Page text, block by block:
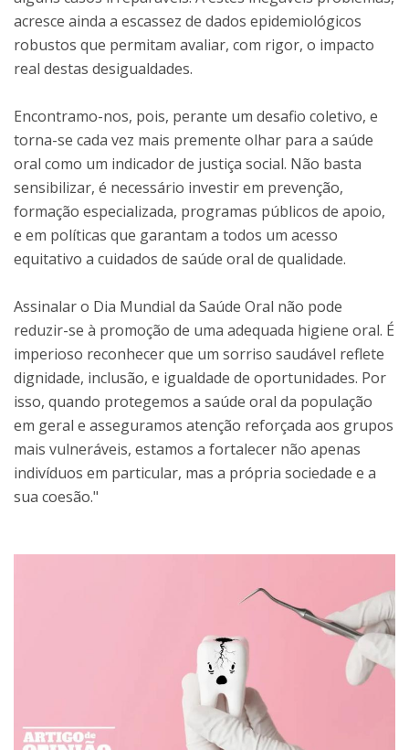
acresce ainda a escassez de dados epidemiológicos
robustos que permitam avaliar, com rigor, o impacto
real destas desigualdades.
Encontramo-nos, pois, perante um desafio coletivo, e
torna-se cada vez mais premente olhar para a saúde
oral como um indicador de justiça social. Não basta
sensibilizar, é necessário investir em prevenção,
formação especializada, programas públicos de apoio,
e em políticas que garantam a todos um acesso
equitativo a cuidados de saúde oral de qualidade.
Assinalar o Dia Mundial da Saúde Oral não pode
reduzir-se à promoção de uma adequada higiene oral. É
imperioso reconhecer que um sorriso saudável reflete
dignidade, inclusão, e igualdade de oportunidades. Por
isso, quando protegemos a saúde oral da população
em geral e asseguramos atenção reforçada aos grupos
mais vulneráveis, estamos a fortalecer não apenas
indivíduos em particular, mas a própria sociedade e a
sua coesão."